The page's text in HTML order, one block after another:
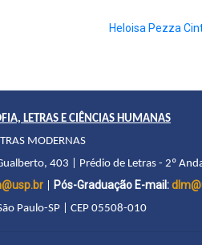
Heloisa Pezza
LETRAS E CIÊNCIAS HUMANAS
MODERNAS
403 | Prédio de Letras - 2º
Pós-Graduação E-mail:
Paulo-SP | CEP 05508-010